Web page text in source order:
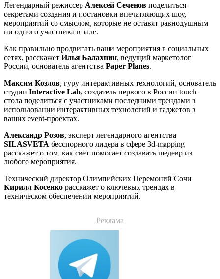
Легендарный режиссер Алексей Сеченов поделиться
секретами создания и постановки впечатляющих шоу,
мероприятий со смыслом, которые не оставят равнодушным
ни одного участника в зале.
Как правильно продвигать ваши мероприятия в социальных
сетях, расскажет Илья Балахнин, ведущий маркетолог
России, основатель агентства Paper Planes.
Максим Козлов, гуру интерактивных технологий, основатель
студии Interactive Lab, создатель первого в России touch-
стола поделиться с участниками последними трендами в
использовании интерактивных технологий и гаджетов в
ваших event-проектах.
Александр Розов, эксперт легендарного агентства
SILASVETA бесспорного лидера в сфере 3d-mapping
расскажет о том, как свет помогает создавать шедевр из
любого мероприятия.
Технический директор Олимпийских Церемоний Сочи
Кирилл Косенко расскажет о ключевых трендах в
техническом обеспечении мероприятий.
Реклама